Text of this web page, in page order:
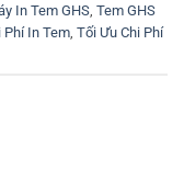
In Tem GHS, Tem GHS
Phí In Tem Tối Ưu Chi Phí